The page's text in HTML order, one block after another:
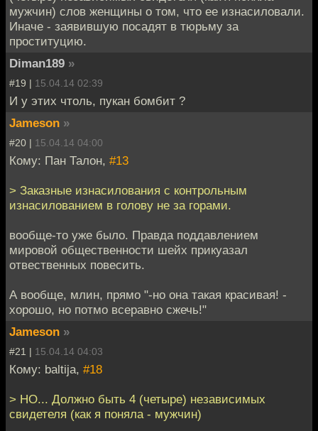
мужчин) слов женщины о том, что ее изнасиловали.
Иначе - заявившую посадят в тюрьму за
проституцию.
Diman189 »
#19 | 15.04.14 02:39
И у этих чтоль, пукан бомбит ?
Jameson »
#20 | 15.04.14 04:00
Кому: Пан Талон, #13
> Заказные изнасилования с контрольным
изнасилованием в голову не за горами.
вообще-то уже было. Правда поддавлением
мировой общественности шейх прикуазал
отвественных повесить.
А вообще, млин, прямо "-но она такая красивая! -
хорошо, но потмо всеравно сжечь!"
Jameson »
#21 | 15.04.14 04:03
Кому: baltija, #18
> НО... Должно быть 4 (четыре) независимых
свидетеля (как я поняла - мужчин)